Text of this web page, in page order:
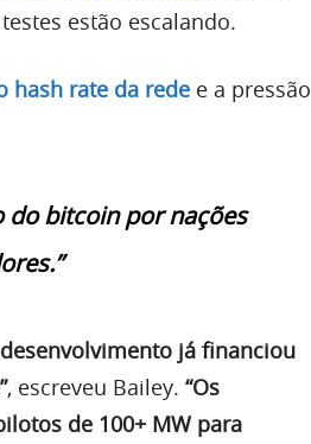
estão escalando.
hash rate da rede e a pressão
do bitcoin por nações
já financiou
, escreveu Bailey. “Os
de 100+ MW para